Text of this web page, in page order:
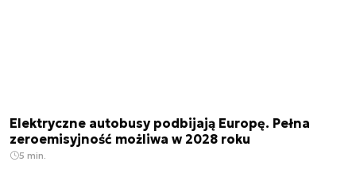
Elektryczne autobusy podbijają Europę. Pełna
zeroemisyjność możliwa w 2028 roku
5 min.